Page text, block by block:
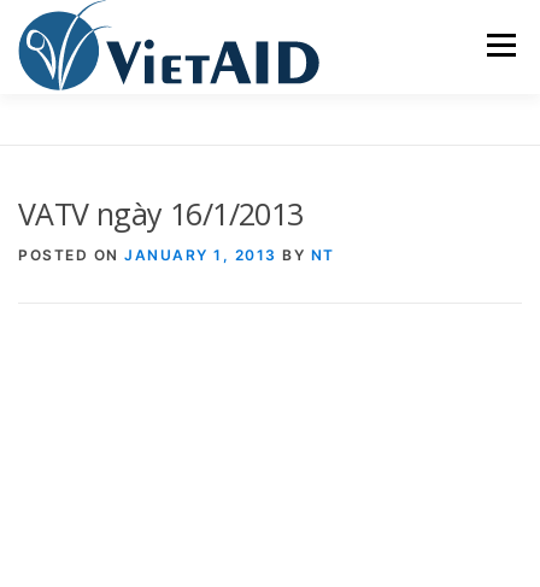
content
Menu
TRUNG TÂM CỘNG ĐỒNG SINH HOẠT
VATV ngày 16/1/2013
POSTED ON JANUARY 1, 2013 BY NT